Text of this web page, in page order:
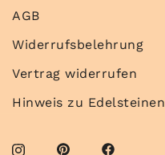
AGB
Widerrufsbelehrung
Vertrag widerrufen
Hinweis zu Edelsteinen